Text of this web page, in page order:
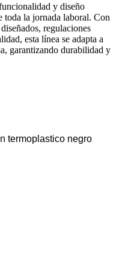
y diseño
toda la jornada laboral. Con
regulaciones
esta línea se adapta a
garantizando durabilidad y
termoplastico negro